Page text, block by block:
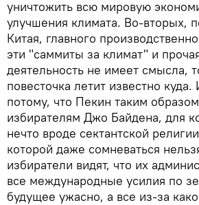
уничтожить всю мировую
улучшения климата. Во-вторых,
Китая, главного
эти "саммиты за климат" и
деятельность не имеет смысла,
повесточка летит известно куда.
потому, что Пекин таким
избирателям Джо Байдена, для
нечто вроде сектантской
которой даже сомневаться
избиратели видят, что их
все международные усилия по
будущее ужасно, а все из-за